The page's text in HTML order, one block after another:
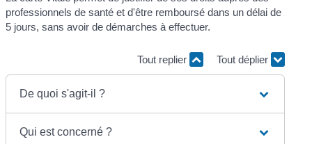
professionnels de santé et d'être remboursé dans un délai de
5 jours, sans avoir de démarches à effectuer.
Tout replier Tout déplier
De quoi s'agit-il ?
Qui est concerné ?